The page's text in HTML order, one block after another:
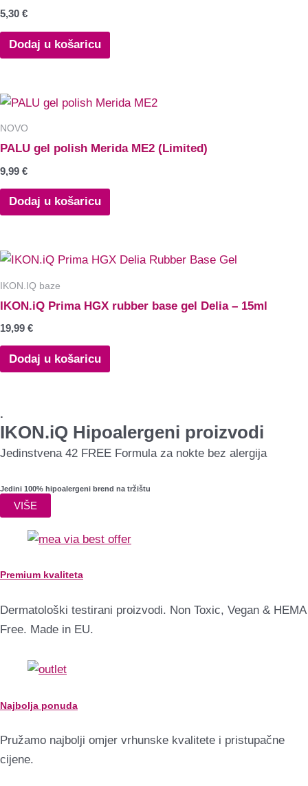
5,30 €
Dodaj u košaricu
NOVO
PALU gel polish Merida ME2 (Limited)
9,99 €
Dodaj u košaricu
IKON.IQ baze
IKON.iQ Prima HGX rubber base gel Delia – 15ml
19,99 €
Dodaj u košaricu
.
IKON.iQ Hipoalergeni proizvodi
Jedinstvena 42 FREE Formula za nokte bez alergija
Jedini 100% hipoalergeni brend na tržištu
VIŠE
Premium kvaliteta
Dermatološki testirani proizvodi. Non Toxic, Vegan & HEMA
Free. Made in EU.
Najbolja ponuda
Pružamo najbolji omjer vrhunske kvalitete i pristupačne
cijene.